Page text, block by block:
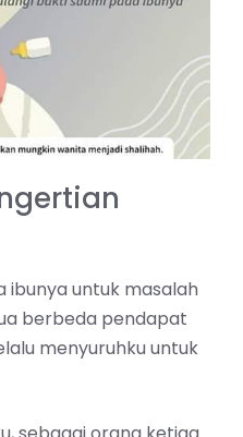
ibunya untuk masalah
berbeda pendapat
menyuruhku untuk